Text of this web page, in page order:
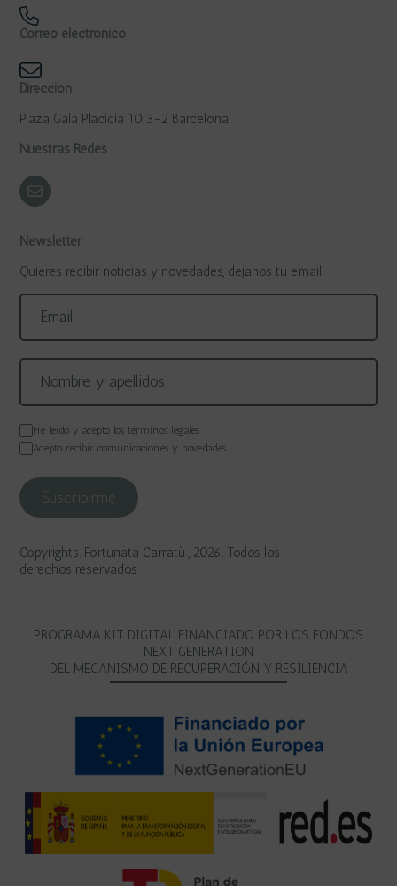
Correo electrónico
Dirección
Plaza Gala Placidia 10 3-2 Barcelona
Nuestras Redes
Newsletter
Quieres recibir noticias y novedades, dejanos tu email.
He leído y acepto los términos legales
Acepto recibir comunicaciones y novedades
Copyrights. Fortunata Carratù , 2026. Todos los
derechos reservados.
PROGRAMA KIT DIGITAL FINANCIADO POR LOS FONDOS
NEXT GENERATION
DEL MECANISMO DE RECUPERACIÓN Y RESILIENCIA